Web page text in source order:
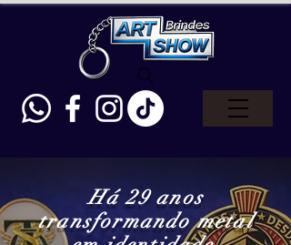
Há 29 anos
transformando metal